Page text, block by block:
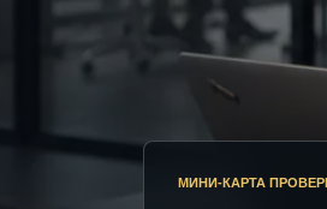
МИНИ-КАРТА